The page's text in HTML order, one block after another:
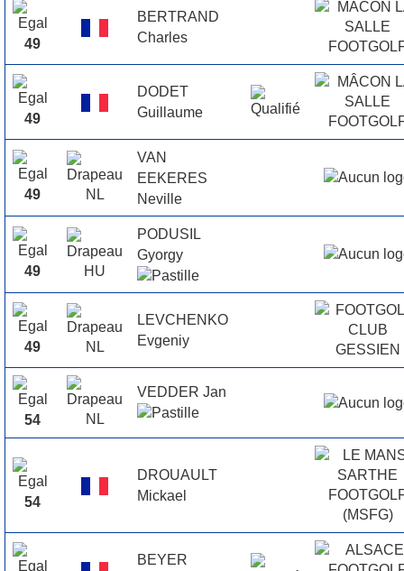
49
BERTRAND
Charles
49
DODET
Guillaume
49
VAN
EEKERES
Neville
49
PODUSIL
Gyorgy
49
LEVCHENKO
Evgeniy
54
VEDDER Jan
54
DROUAULT
Mickael
BEYER